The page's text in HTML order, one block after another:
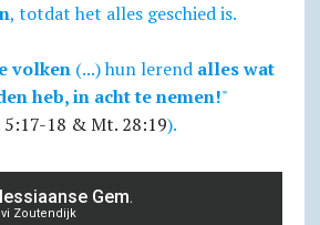
, totdat het alles geschied is.
volken(...) hun lerend alles wat
heb, in acht te nemen!"
18 & Mt. 28:19).